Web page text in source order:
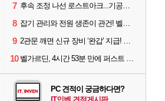
7 후속 조정 나선 로스트아크...기공사, 차원술사 하향
8 잡기 관리와 전원 생존이 관건! 벨가르딘 유물 칭호 획득방법 정리
9 2관문 깨면 신규 장비 ‘완갑’ 지급! 그림자 레이드 벨가르딘 공개
10 벨가르딘, 4시간 53분 만에 퍼스트 클리어 나왔다
PC 견적이 궁금하다면?